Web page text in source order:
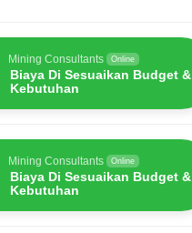
Mining Consultants Online
Biaya Di Sesuaikan Budget &
Kebutuhan
Mining Consultants Online
Biaya Di Sesuaikan Budget &
Kebutuhan